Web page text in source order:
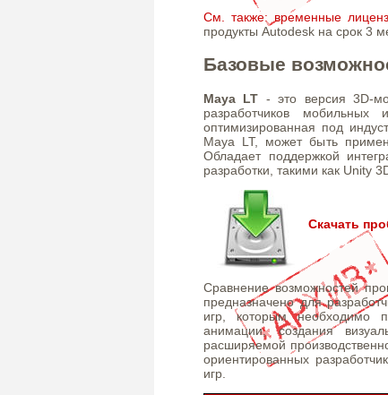
См. также: временные
продукты Autodesk на срок 3
Базовые
Maya LT - это версия 3D-
разработчиков
оптимизированная под
Maya LT, может быть
Обладает поддержкой
разработки, такими как Unity
Скачать
Сравнение возможностей
предназначено для
игр, которым необходимо
анимации, создания
расширяемой
ориентированных
игр.